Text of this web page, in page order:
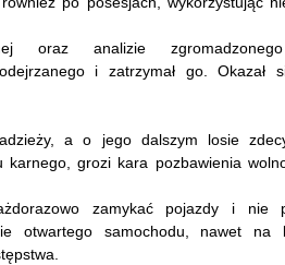
oraz analizie zgromadzonego
i zatrzymał go. Okazał
a o jego dalszym losie
grozi kara pozbawienia
zamykać pojazdy i nie
otwartego samochodu, nawet